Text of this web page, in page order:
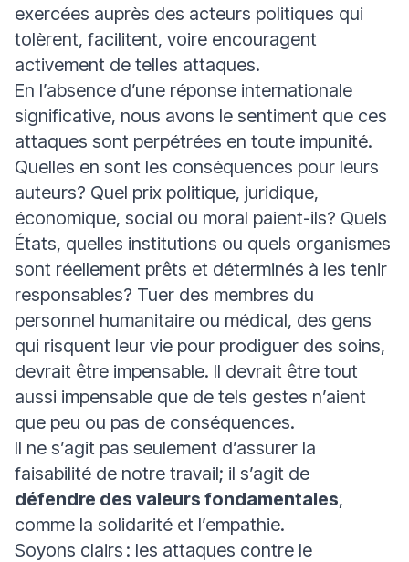
exercées auprès des acteurs politiques qui
tolèrent, facilitent, voire encouragent
activement de telles attaques.
En l’absence d’une réponse internationale
significative, nous avons le sentiment que ces
attaques sont perpétrées en toute impunité.
Quelles en sont les conséquences pour leurs
auteurs? Quel prix politique, juridique,
économique, social ou moral paient-ils? Quels
États, quelles institutions ou quels organismes
sont réellement prêts et déterminés à les tenir
responsables? Tuer des membres du
personnel humanitaire ou médical, des gens
qui risquent leur vie pour prodiguer des soins,
devrait être impensable. Il devrait être tout
aussi impensable que de tels gestes n’aient
que peu ou pas de conséquences.
Il ne s’agit pas seulement d’assurer la
faisabilité de notre travail; il s’agit de
défendre des valeurs fondamentales,
comme la solidarité et l’empathie.
Soyons clairs : les attaques contre le